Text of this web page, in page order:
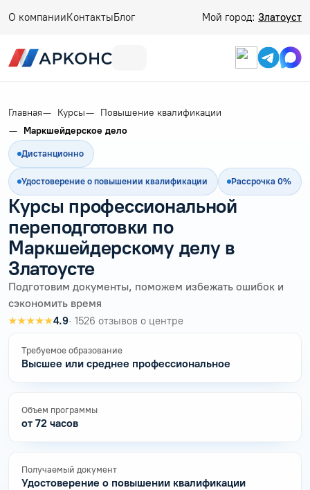
О компанииКонтактыБлог Мой город: Златоуст
Главная Курсы
Повышение квалификации
Маркшейдерское дело
Дистанционно
Удостоверение о повышении квалификации Рассрочка 0%
Курсы профессиональной
переподготовки по
Маркшейдерскому делу в
Златоусте
Подготовим документы, поможем избежать ошибок и
сэкономить время
★★★★★4.9· 1526 отзывов о центре
Требуемое образование
Высшее или среднее профессиональное
Объем программы
от 72 часов
Получаемый документ
Удостоверение о повышении квалификации